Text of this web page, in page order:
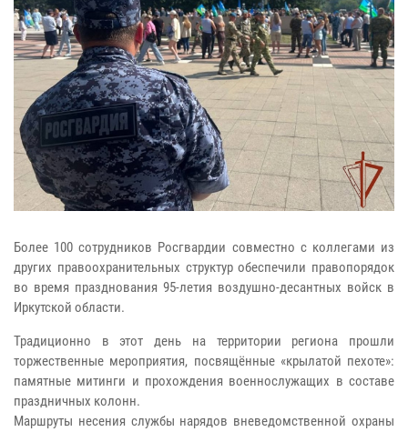
Более 100 сотрудников Росгвардии совместно с коллегами из
других правоохранительных структур обеспечили правопорядок
во время празднования 95-летия воздушно-десантных войск в
Иркутской области.
Традиционно в этот день на территории региона прошли
торжественные мероприятия, посвящённые «крылатой пехоте»:
памятные митинги и прохождения военнослужащих в составе
праздничных колонн.
Маршруты несения службы нарядов вневедомственной охраны